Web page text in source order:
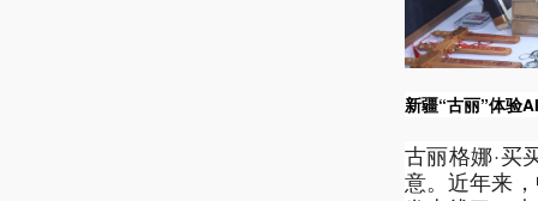
新疆“古丽”体验
古丽格娜·买
意。近年来